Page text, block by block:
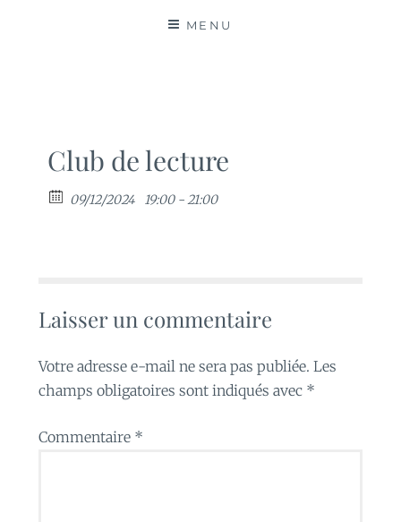
MENU
Club de lecture
09/12/2024 19:00 - 21:00
Laisser un commentaire
Votre adresse e-mail ne sera pas publiée. Les
champs obligatoires sont indiqués avec *
Commentaire *